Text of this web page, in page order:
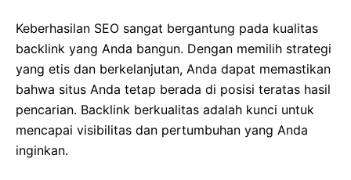
Keberhasilan SEO sangat bergantung pada kualitas
backlink yang Anda bangun. Dengan memilih strategi
yang etis dan berkelanjutan, Anda dapat memastikan
bahwa situs Anda tetap berada di posisi teratas hasil
pencarian. Backlink berkualitas adalah kunci untuk
mencapai visibilitas dan pertumbuhan yang Anda
inginkan.